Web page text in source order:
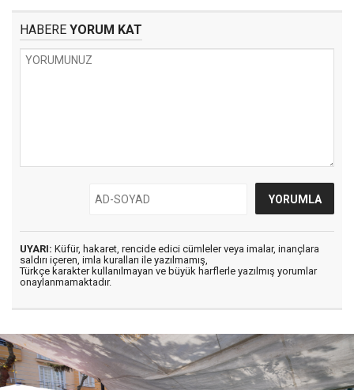
HABERE YORUM KAT
UYARI: Küfür, hakaret, rencide edici cümleler veya imalar, inançlara
saldırı içeren, imla kuralları ile yazılmamış,
Türkçe karakter kullanılmayan ve büyük harflerle yazılmış yorumlar
onaylanmamaktadır.